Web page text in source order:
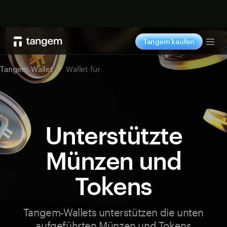
Tangem kaufen
Tangem Wallet Wallet für
Unterstützte
Münzen und
Tokens
Tangem-Wallets unterstützen die unten